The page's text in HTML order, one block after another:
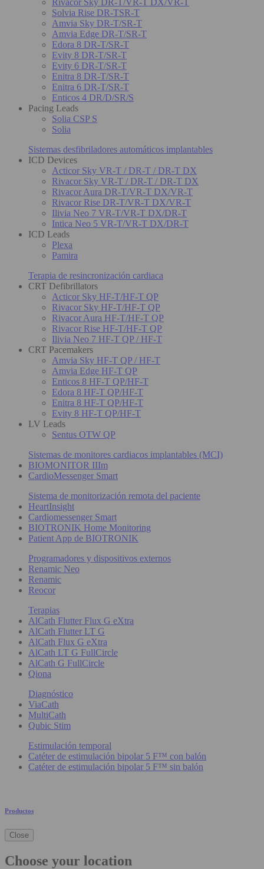
Solvia Rise DR-TSR-T
Amvia Sky DR-T/SR-T
Amvia Edge DR-T/SR-T
Edora 8 DR-T/SR-T
Evity 8 DR-T/SR-T
Evity 6 DR-T/SR-T
Enitra 8 DR-T/SR-T
Enitra 6 DR-T/SR-T
Enticos 4 DR/D/SR/S
Pacing Leads
Solia CSP S
Solia
Sistemas desfibriladores automáticos implantables
ICD Devices
Acticor Sky VR-T / DR-T / DR-T DX
Rivacor Sky VR-T / DR-T / DR-T DX
Rivacor Aura DR-T/VR-T DX/VR-T
Rivacor Rise DR-T/VR-T DX/VR-T
Ilivia Neo 7 VR-T/VR-T DX/DR-T
Intica Neo 5 VR-T/VR-T DX/DR-T
ICD Leads
Plexa
Pamira
Terapia de resincronización cardiaca
CRT Defibrillators
Acticor Sky HF-T/HF-T QP
Rivacor Sky HF-T/HF-T QP
Rivacor Aura HF-T/HF-T QP
Rivacor Rise HF-T/HF-T QP
Ilivia Neo 7 HF-T QP / HF-T
CRT Pacemakers
Amvia Sky HF-T QP / HF-T
Amvia Edge HF-T QP
Enticos 8 HF-T QP/HF-T
Edora 8 HF-T QP/HF-T
Enitra 8 HF-T QP/HF-T
Evity 8 HF-T QP/HF-T
LV Leads
Sentus OTW QP
Sistemas de monitores cardiacos implantables (MCI)
BIOMONITOR IIIm
CardioMessenger Smart
Sistema de monitorización remota del paciente
HeartInsight
Cardiomessenger Smart
BIOTRONIK Home Monitoring
Patient App de BIOTRONIK
Programadores y dispositivos externos
Renamic Neo
Renamic
Reocor
Terapias
AlCath Flutter Flux G eXtra
AlCath Flutter LT G
AlCath Flux G eXtra
AlCath LT G FullCircle
AlCath G FullCircle
Qiona
Diagnóstico
ViaCath
MultiCath
Qubic Stim
Estimulación temporal
Catéter de estimulación bipolar 5 F™ con balón
Catéter de estimulación bipolar 5 F™ sin balón
Productos
Close
Choose your location